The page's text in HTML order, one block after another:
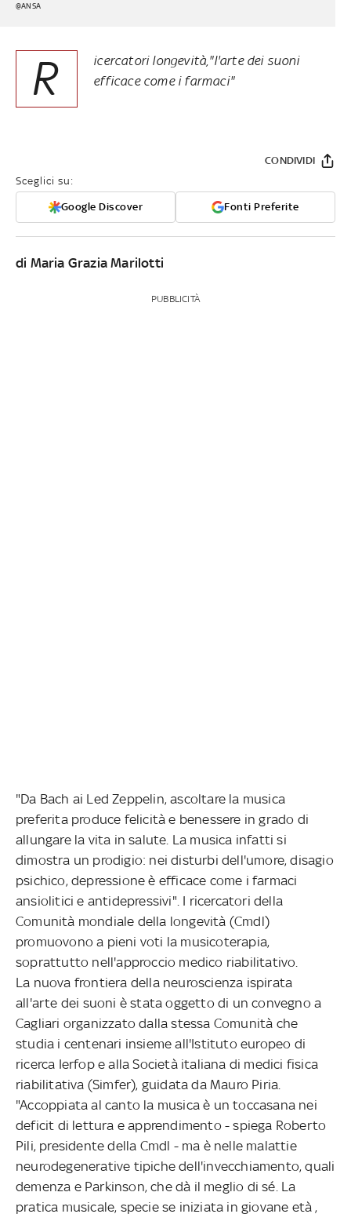
@ANSA
R
icercatori longevità,"l'arte dei suoni
efficace come i farmaci"
Sceglici su:
Google Discover Fonti Preferite
CONDIVIDI
di Maria Grazia Marilotti
PUBBLICITÀ
"Da Bach ai Led Zeppelin, ascoltare la musica
preferita produce felicità e benessere in grado di
allungare la vita in salute. La musica infatti si
dimostra un prodigio: nei disturbi dell'umore, disagio
psichico, depressione è efficace come i farmaci
ansiolitici e antidepressivi". I ricercatori della
Comunità mondiale della longevità (Cmdl)
promuovono a pieni voti la musicoterapia,
soprattutto nell'approccio medico riabilitativo.
La nuova frontiera della neuroscienza ispirata
all'arte dei suoni è stata oggetto di un convegno a
Cagliari organizzato dalla stessa Comunità che
studia i centenari insieme all'Istituto europeo di
ricerca Ierfop e alla Società italiana di medici fisica
riabilitativa (Simfer), guidata da Mauro Piria.
"Accoppiata al canto la musica è un toccasana nei
deficit di lettura e apprendimento - spiega Roberto
Pili, presidente della Cmdl - ma è nelle malattie
neurodegenerative tipiche dell'invecchiamento, quali
demenza e Parkinson, che dà il meglio di sé. La
pratica musicale, specie se iniziata in giovane età ,